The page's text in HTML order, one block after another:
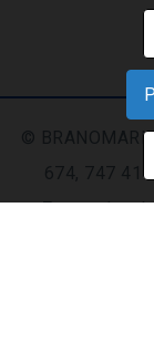
©
674, 747 41
Zapsaná v